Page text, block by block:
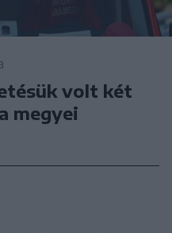
volt két
megyei